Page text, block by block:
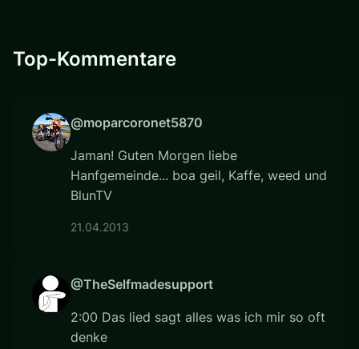
Top-Kommentare
@moparcoronet5870
Jaman! Guten Morgen liebe
Hanfgemeinde... boa geil, Kaffe, weed und
BlunTV
21.04.2013
@TheSelfmadesupport
2:00 Das lied sagt alles was ich mir so oft
denke